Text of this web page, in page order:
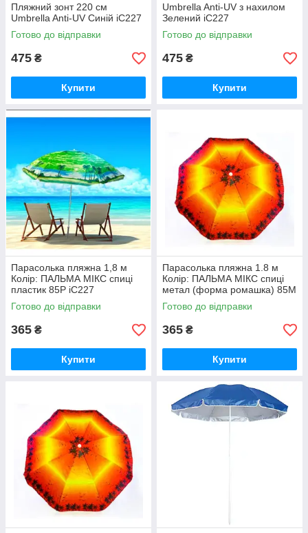
Пляжний зонт 220 см
Umbrella Anti-UV Синій iC227
Готово до відправки
475 ₴
Купити
Umbrella Anti-UV з нахилом
Зелений iC227
Готово до відправки
475 ₴
Купити
Парасолька пляжна 1,8 м
Колір: ПАЛЬМА МІКС спиці
пластик 85P iC227
Готово до відправки
365 ₴
Купити
Парасолька пляжна 1.8 м
Колір: ПАЛЬМА МІКС спиці
метал (форма ромашка) 85M
iC227
Готово до відправки
365 ₴
Купити